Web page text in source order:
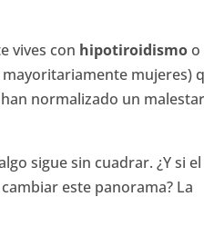
vives con hipotiroidismo o
mujeres)
normalizado un
sigue sin cuadrar. ¿Y si el
este panorama? La